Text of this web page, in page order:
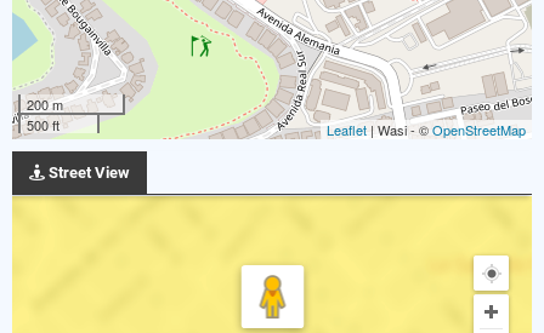
200 m
500 ft
Leaflet | Wasi - ©OpenStreetMap
Street View